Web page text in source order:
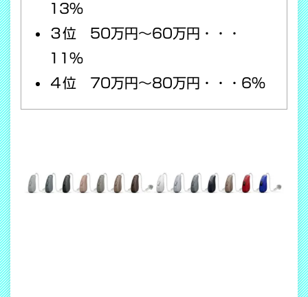
13％
３位 50万円～60万円・・・
11％
４位 70万円～80万円・・・6％